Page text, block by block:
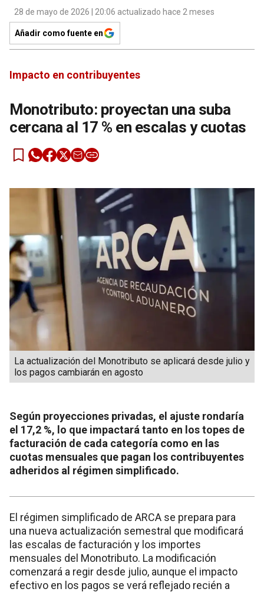
28 de mayo de 2026 | 20:06 actualizado hace 2 meses
Añadir como fuente en
Impacto en contribuyentes
Monotributo: proyectan una suba
cercana al 17 % en escalas y cuotas
La actualización del Monotributo se aplicará desde julio y
los pagos cambiarán en agosto
Según proyecciones privadas, el ajuste rondaría
el 17,2 %, lo que impactará tanto en los topes de
facturación de cada categoría como en las
cuotas mensuales que pagan los contribuyentes
adheridos al régimen simplificado.
El régimen simplificado de ARCA se prepara para
una nueva actualización semestral que modificará
las escalas de facturación y los importes
mensuales del Monotributo. La modificación
comenzará a regir desde julio, aunque el impacto
efectivo en los pagos se verá reflejado recién a